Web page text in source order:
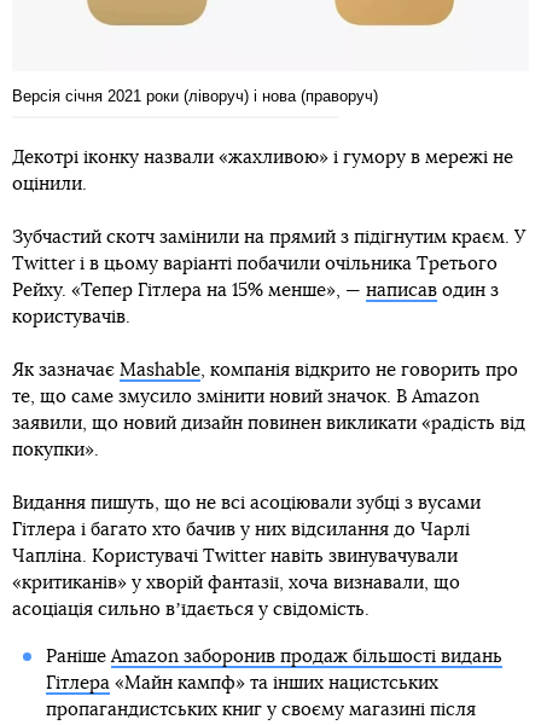
Версія січня 2021 роки (ліворуч) і нова (праворуч)
Декотрі іконку назвали «жахливою» і гумору в мережі не
оцінили.
Зубчастий скотч замінили на прямий з підігнутим краєм. У
Twitter і в цьому варіанті побачили очільника Третього
Рейху. «Тепер Гітлера на 15% менше», — написав один з
користувачів.
Як зазначає Mashable , компанія відкрито не говорить про
те, що саме змусило змінити новий значок. В Amazon
заявили, що новий дизайн повинен викликати «радість від
покупки».
Видання пишуть, що не всі асоціювали зубці з вусами
Гітлера і багато хто бачив у них відсилання до Чарлі
Чапліна. Користувачі Twitter навіть звинувачували
«критиканів» у хворій фантазії, хоча визнавали, що
асоціація сильно вʼїдається у свідомість.
Раніше Amazon заборонив продаж більшості видань
Гітлера «Майн кампф» та інших нацистських
пропагандистських книг у своєму магазині після